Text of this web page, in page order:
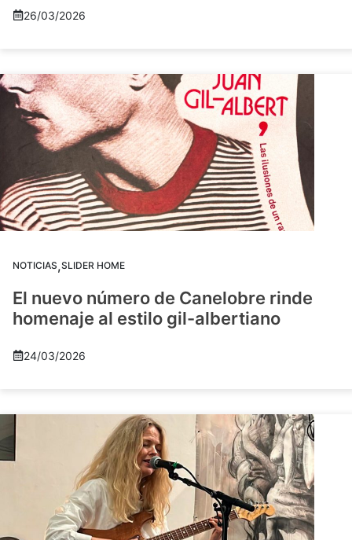
26/03/2026
NOTICIAS,SLIDER HOME
El nuevo número de Canelobre rinde
homenaje al estilo gil-albertiano
24/03/2026